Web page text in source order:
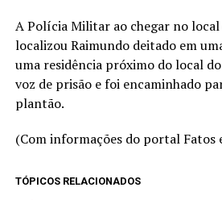
A Polícia Militar ao chegar no local
localizou Raimundo deitado em
uma residência próximo do local
voz de prisão e foi encaminhado
plantão.
(Com informações do portal Fatos
TÓPICOS RELACIONADOS